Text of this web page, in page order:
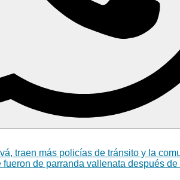
traen más policías de tránsito y la
fueron de parranda vallenata después